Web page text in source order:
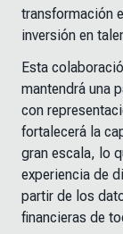
transformación
inversión en
Esta
mantendrá una
con
fortalecerá la
gran escala, lo
experiencia de
partir de los
financieras de